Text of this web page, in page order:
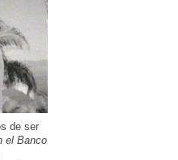
de ser
el Banco